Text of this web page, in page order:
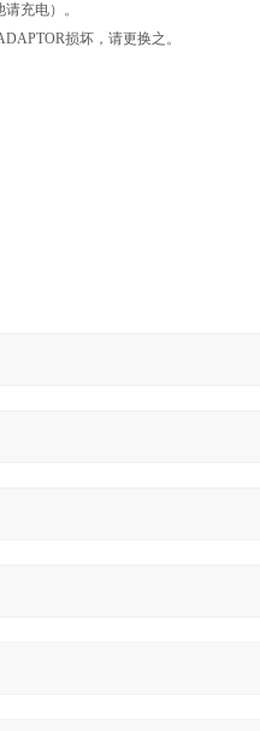
池请充电）。
ADAPTOR损坏，请更换之。